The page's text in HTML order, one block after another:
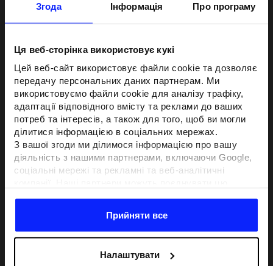
Згода Інформація Про програму
Ця веб-сторінка використовує кукі
Цей веб-сайт використовує файли cookie та дозволяє
передачу персональних даних партнерам. Ми
використовуємо файли cookie для аналізу трафіку,
адаптації відповідного вмісту та реклами до ваших
потреб та інтересів, а також для того, щоб ви могли
ділитися інформацією в соціальних мережах.
З вашої згоди ми ділимося інформацією про вашу
діяльність з нашими партнерами, включаючи Google,
соціальні мережі та рекламні та веб-аналітичні
отримують у результаті використання вами їхніх
послуг.З вашої згоди ми також можемо ділитися
з метою націлювання та покращення відображення
Прийняти все
Налаштувати